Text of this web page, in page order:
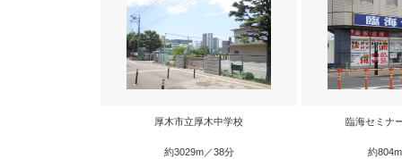
厚木市立厚木中学校
約3029m／38分
臨海セミナ
約